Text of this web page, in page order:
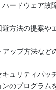
ードウェア故
方法の提案や
ップ方法など
ュリティパッ
のプログラム